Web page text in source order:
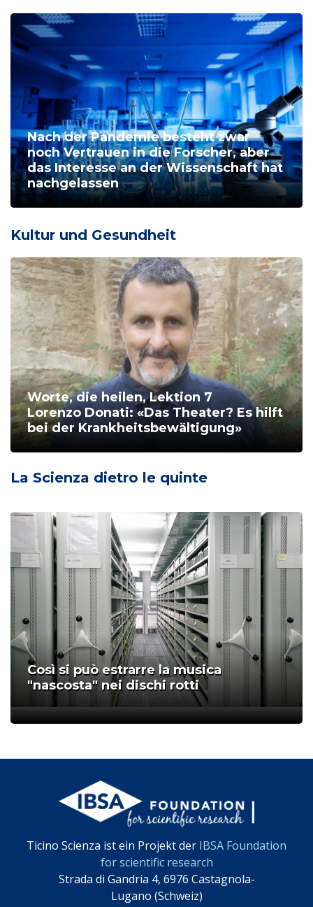
Nach der Pandemie besteht zwar
noch Vertrauen in die Forscher, aber
das Interesse an der Wissenschaft hat
nachgelassen
Kultur und Gesundheit
Worte, die heilen, Lektion 7
Lorenzo Donati: «Das Theater? Es hilft
bei der Krankheitsbewältigung»
La Scienza dietro le quinte
Così si può estrarre la musica
"nascosta" nei dischi rotti
Ticino Scienza ist ein Projekt der IBSA Foundation
for scientific research
Strada di Gandria 4, 6976 Castagnola-
Lugano (Schweiz)